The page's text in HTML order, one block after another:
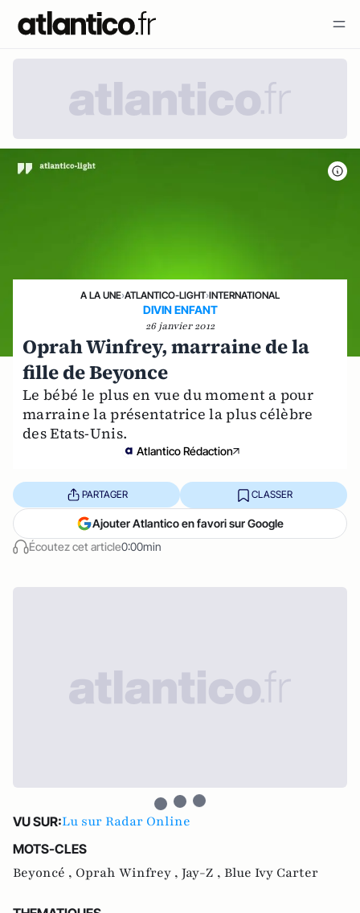
A LA UNE›ATLANTICO-LIGHT›INTERNATIONAL
DIVIN ENFANT
26 janvier 2012
Oprah Winfrey, marraine de la
fille de Beyonce
Le bébé le plus en vue du moment a pour
marraine la présentatrice la plus célèbre
des Etats-Unis.
Atlantico Rédaction
Écoutez cet article0:00min
PARTAGER CLASSER
Ajouter Atlantico en favori sur Google
VU SUR:Lu sur Radar Online
MOTS-CLES
Beyoncé , Oprah Winfrey , Jay-Z , Blue Ivy Carter